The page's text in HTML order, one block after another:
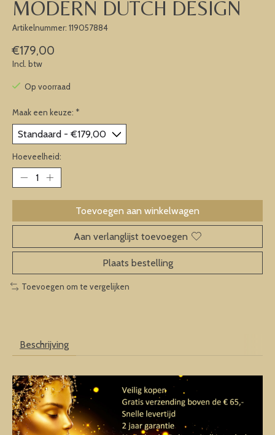
MODERN DUTCH DESIGN
Artikelnummer: 119057884
€179,00
Incl. btw
Op voorraad
Maak een keuze: *
Hoeveelheid:
Toevoegen aan winkelwagen
Aan verlanglijst toevoegen
Plaats bestelling
Toevoegen om te vergelijken
Beschrijving